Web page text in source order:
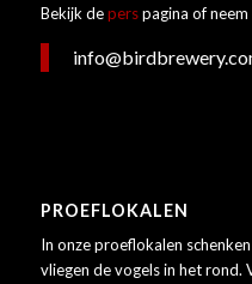
Bekijk deperspagina of
PROEFLOKALEN
In onze proeflokalen
vliegen de vogels in het rond.